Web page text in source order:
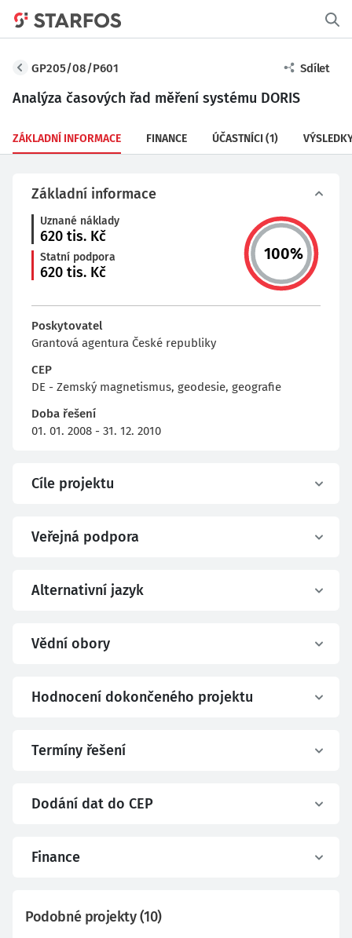
GP205/08/P601 Sdílet
Analýza časových řad měření systému DORIS
ZÁKLADNÍ INFORMACE FINANCE ÚČASTNÍCI (1)
Základní informace
Uznané náklady
620 tis. Kč
Statní podpora
620 tis. Kč
100%
Poskytovatel
Grantová agentura České republiky
CEP
DE - Zemský magnetismus, geodesie, geografie
Doba řešení
01. 01. 2008 - 31. 12. 2010
Cíle projektu
Veřejná podpora
Alternativní jazyk
Vědní obory
Hodnocení dokončeného projektu
Termíny řešení
Dodání dat do CEP
Finance
Podobné projekty(10)